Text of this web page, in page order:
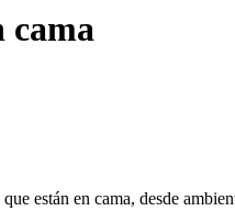
cama
están en cama, desde